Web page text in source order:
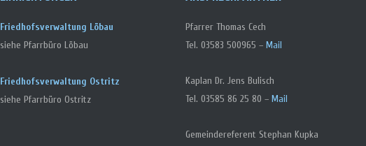
Friedhofsverwaltung Löbau
siehe Pfarrbüro Löbau
Friedhofsverwaltung Ostritz
siehe Pfarrbüro Ostritz
Pfarrer Thomas Cech
Tel. 03583 500965 –Mail
Kaplan Dr. Jens Bulisch
Tel. 03585 86 25 80 –Mail
Gemeindereferent Stephan Kupka